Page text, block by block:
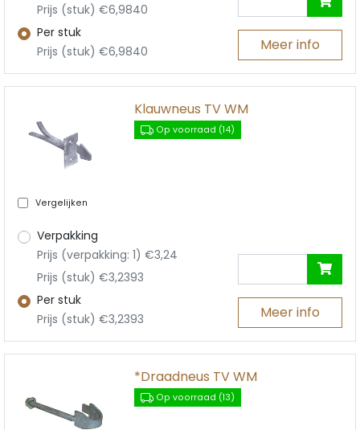
Prijs (stuk) €6,9840
Per stuk
Prijs (stuk) €6,9840
Meer info
Vergelijken
Klauwneus TV WM
Op voorraad (14)
Verpakking
Prijs (verpakking: 1) €3,24
Prijs (stuk) €3,2393
Per stuk
Prijs (stuk) €3,2393
Meer info
*Draadneus TV WM
Op voorraad (13)